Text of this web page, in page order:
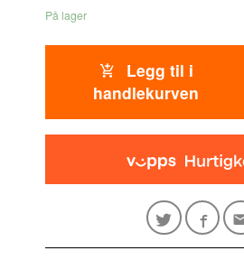
På lager
Legg til i
handlekurven